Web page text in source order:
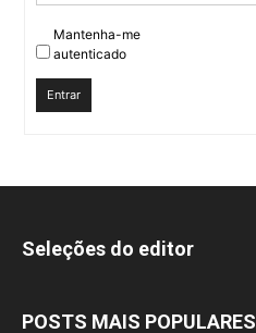
Mantenha-me
autenticado
Entrar
Seleções do editor
POSTS MAIS POPULARES